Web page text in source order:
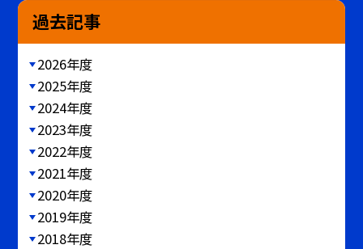
過去記事
2026年度
2025年度
2024年度
2023年度
2022年度
2021年度
2020年度
2019年度
2018年度